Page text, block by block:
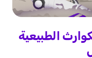
الطبيعية